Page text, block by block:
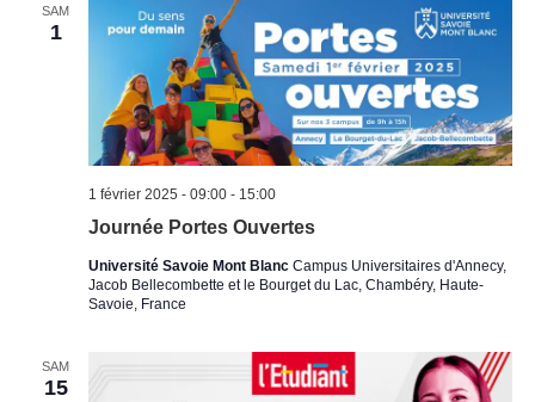
SAM
1
Journée Portes Ouvertes
1 février 2025 - 09:00- 15:00
Université Savoie Mont Blanc Campus Universitaires d'Annecy,
Jacob Bellecombette et le Bourget du Lac, Chambéry, Haute-
Savoie, France
SAM
15